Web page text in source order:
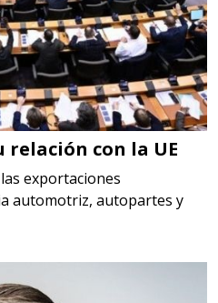
DE CORTE
relación con la UE
exportaciones
automotriz, autopartes y